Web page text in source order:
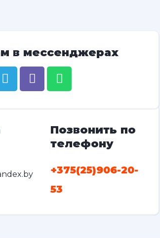
в мессенджерах
Позвонить по
телефону
+375(25)906-20-
53